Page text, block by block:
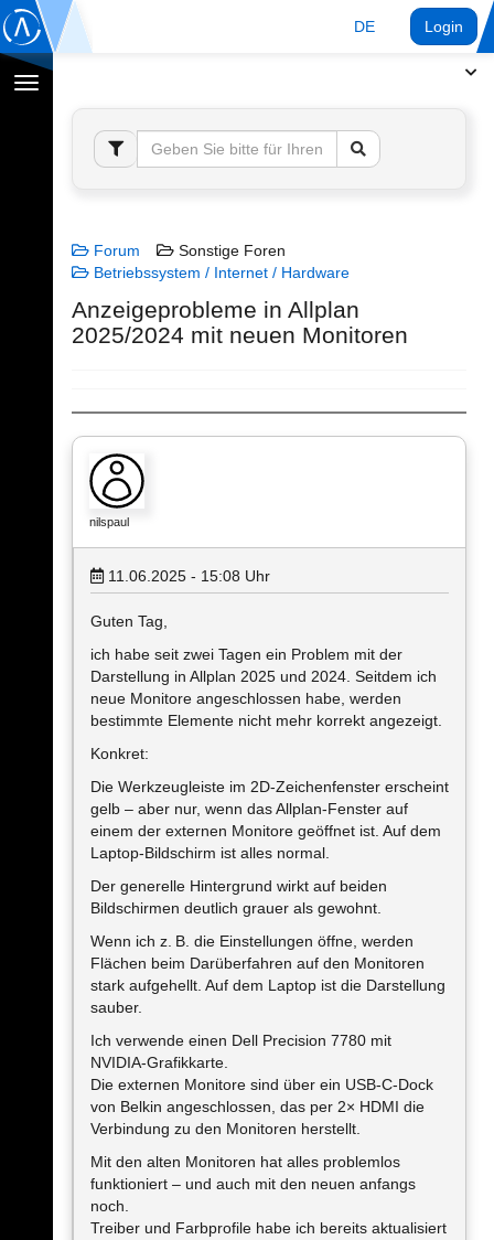
DE Login
Navigation
umschalten
Forum
Sonstige Foren
Betriebssystem / Internet / Hardware
Anzeigeprobleme in Allplan
2025/2024 mit neuen Monitoren
nilspaul
11.06.2025 - 15:08 Uhr
Guten Tag,
ich habe seit zwei Tagen ein Problem mit der
Darstellung in Allplan 2025 und 2024. Seitdem ich
neue Monitore angeschlossen habe, werden
bestimmte Elemente nicht mehr korrekt angezeigt.
Konkret:
Die Werkzeugleiste im 2D-Zeichenfenster erscheint
gelb – aber nur, wenn das Allplan-Fenster auf
einem der externen Monitore geöffnet ist. Auf dem
Laptop-Bildschirm ist alles normal.
Der generelle Hintergrund wirkt auf beiden
Bildschirmen deutlich grauer als gewohnt.
Wenn ich z. B. die Einstellungen öffne, werden
Flächen beim Darüberfahren auf den Monitoren
stark aufgehellt. Auf dem Laptop ist die Darstellung
sauber.
Ich verwende einen Dell Precision 7780 mit
NVIDIA-Grafikkarte.
Die externen Monitore sind über ein USB-C-Dock
von Belkin angeschlossen, das per 2× HDMI die
Verbindung zu den Monitoren herstellt.
Mit den alten Monitoren hat alles problemlos
funktioniert – und auch mit den neuen anfangs
noch.
Treiber und Farbprofile habe ich bereits aktualisiert